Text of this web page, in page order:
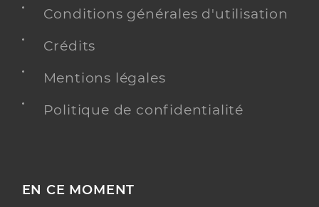
Conditions générales d'utilisation
Crédits
Mentions légales
Politique de confidentialité
EN CE MOMENT